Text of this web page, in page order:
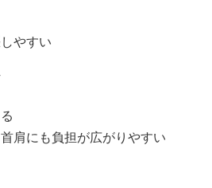
やすい
肩にも負担が広がりやすい